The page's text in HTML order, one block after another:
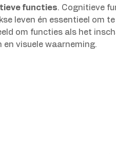
functies. Cognitieve
leven én essentieel om
om functies als het
en visuele waarneming.